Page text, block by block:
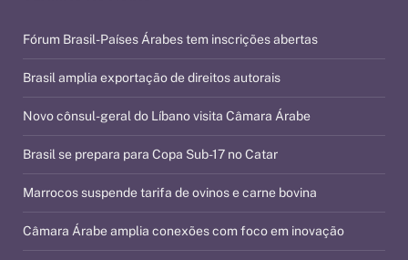
Fórum Brasil-Países Árabes tem inscrições abertas
Brasil amplia exportação de direitos autorais
Novo cônsul-geral do Líbano visita Câmara Árabe
Brasil se prepara para Copa Sub-17 no Catar
Marrocos suspende tarifa de ovinos e carne bovina
Câmara Árabe amplia conexões com foco em inovação